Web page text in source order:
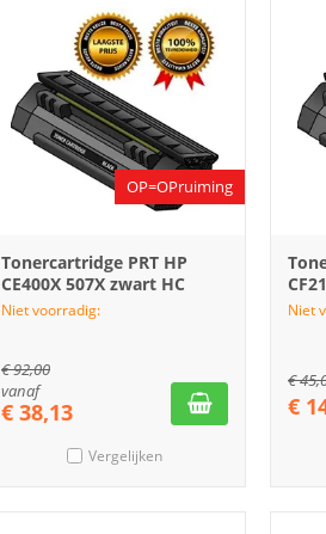
OP=OPruiming
Tonercartridge PRT HP
CE400X 507X zwart HC
Niet voorradig:
€92,00
vanaf
€ 38,13
Vergelijken
Niet
€
€